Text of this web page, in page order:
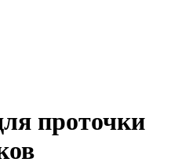
проточки